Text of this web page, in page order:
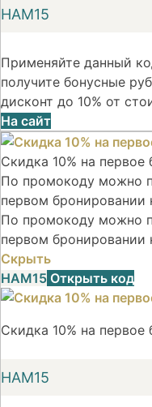
НАМ15
Применяйте данный
получите бонусные
дисконт до 10% от
На сайт
Скидка 10% на первое
По промокоду можно
первом бронировании
По промокоду можно
первом бронировании
Скрыть
НАМ15 Открыть код
Скидка 10% на первое
НАМ15